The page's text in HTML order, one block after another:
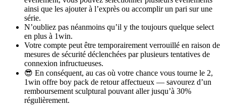
ainsi que les ajouter à l’exprès ou accomplir un pari sur une
série.
N’oubliez pas néanmoins qu’il y the toujours quelque select
en plus à 1win.
Votre compte peut être temporairement verrouillé en raison de
mesures de sécurité déclenchées par plusieurs tentatives de
connexion infructueuses.
😎 En conséquent, au cas où votre chance vous tourne le 2,
1win offre boy pack de retour affectueux — savourez d’un
remboursement sculptural pouvant aller jusqu’à 30%
régulièrement.